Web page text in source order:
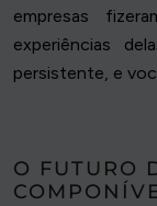
empresas
experiências
persistente, e
O FUTURO